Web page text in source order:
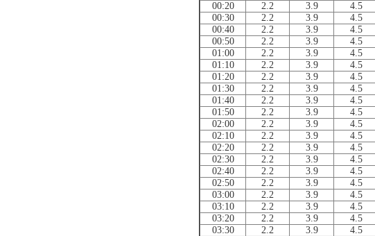
00:20
2.2 3.9 4.5
00:30
2.2 3.9 4.5
00:40
2.2 3.9 4.5
00:50
2.2 3.9 4.5
01:00
2.2 3.9 4.5
01:10
2.2 3.9 4.5
01:20
2.2 3.9 4.5
01:30
2.2 3.9 4.5
01:40
2.2 3.9 4.5
01:50
2.2 3.9 4.5
02:00
2.2 3.9 4.5
02:10
2.2 3.9 4.5
02:20
2.2 3.9 4.5
02:30
2.2 3.9 4.5
02:40
2.2 3.9 4.5
02:50
2.2 3.9 4.5
03:00
2.2 3.9 4.5
03:10
2.2 3.9 4.5
03:20
2.2 3.9 4.5
03:30
2.2 3.9 4.5